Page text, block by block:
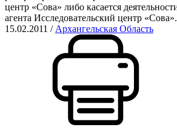
центр «Сова» либо касается
агента Исследовательский центр «Сова».
15.02.2011 / Архангельская Область